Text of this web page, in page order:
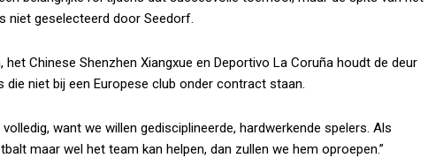
niet geselecteerd door Seedorf.
het Chinese Shenzhen Xiangxue en Deportivo La Coruña houdt de deur
die niet bij een Europese club onder contract staan.
want we willen gedisciplineerde, hardwerkende spelers. Als
maar wel het team kan helpen, dan zullen we hem oproepen.”